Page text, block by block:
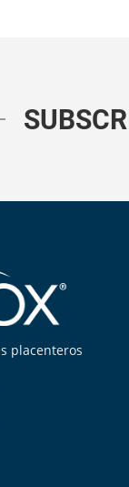
placenteros